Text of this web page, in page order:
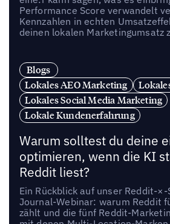
Performance Score verwandelt
Kennzahlen in echten
deinen lokalen Marketingumsatz
Blogs
Lokales AEO Marketing
Lokales Social Media Marketing
Lokale Kundenerfahrung
Warum solltest du deine
optimieren, wenn die KI
Reddit liest?
Ein Rückblick auf unser Reddit-
Journal-Webinar: warum Reddit
zählt und die fünf Reddit-